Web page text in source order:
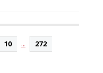
10 ... 272